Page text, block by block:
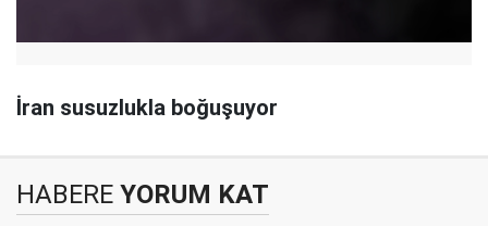
İran susuzlukla boğuşuyor
HABERE YORUM KAT